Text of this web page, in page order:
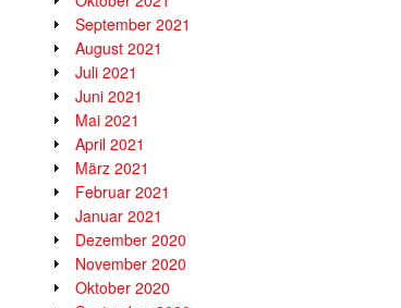
September 2021
August 2021
Juli 2021
Juni 2021
Mai 2021
April 2021
März 2021
Februar 2021
Januar 2021
Dezember 2020
November 2020
Oktober 2020